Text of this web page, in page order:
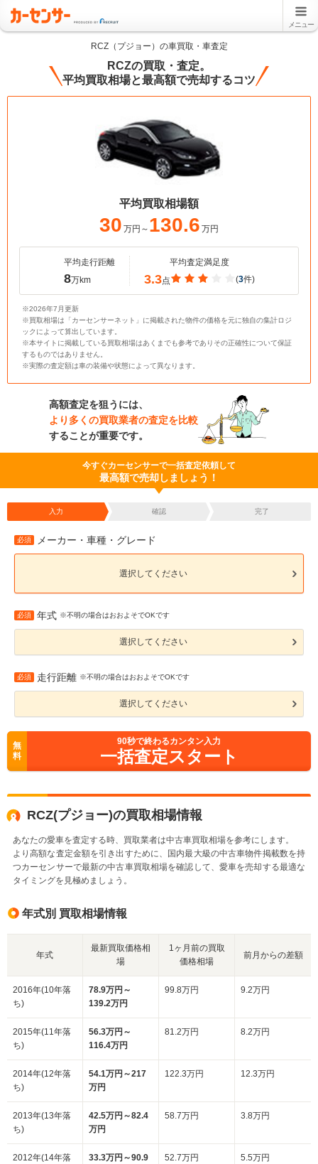
メニュー
RCZ（プジョー）の車買取・車査定
RCZの買取・査定。
平均買取相場と最高額で売却するコツ
平均買取相場額
30 万円～ 130.6 万円
平均走行距離
8万km
平均査定満足度
3.3点 (3件)
※2026年7月更新
※買取相場は「カーセンサーネット」に掲載された物件の価格を元に独自の集計ロジ
ックによって算出しています。
※本サイトに掲載している買取相場はあくまでも参考でありその正確性について保証
するものではありません。
※実際の査定額は車の装備や状態によって異なります。
高額査定を狙うには、
より多くの買取業者の査定を比較
することが重要です。
今すぐカーセンサーで一括査定依頼して
最高額で売却しましょう！
入力 確認 完了
必須 メーカー・車種・グレード
選択してください
必須 年式 ※不明の場合はおおよそでOKです
選択してください
必須 走行距離 ※不明の場合はおおよそでOKです
選択してください
無
料
90秒で終わるカンタン入力
一括査定スタート
RCZ(プジョー)の買取相場情報
あなたの愛車を査定する時、買取業者は中古車買取相場を参考にします。
より高額な査定金額を引き出すために、国内最大級の中古車物件掲載数を持
つカーセンサーで最新の中古車買取相場を確認して、愛車を売却する最適な
タイミングを見極めましょう。
年式別 買取相場情報
年式
最新買取価格相
場
1ヶ月前の買取
価格相場
前月からの差額
2016年(10年落
ち)
78.9万円～
139.2万円
99.8万円 9.2万円
2015年(11年落
ち)
56.3万円～
116.4万円
81.2万円 8.2万円
2014年(12年落
ち)
54.1万円～217
万円
122.3万円 12.3万円
2013年(13年落
ち)
42.5万円～82.4
万円
58.7万円 3.8万円
2012年(14年落
33.3万円～90.9
52.7万円 5.5万円